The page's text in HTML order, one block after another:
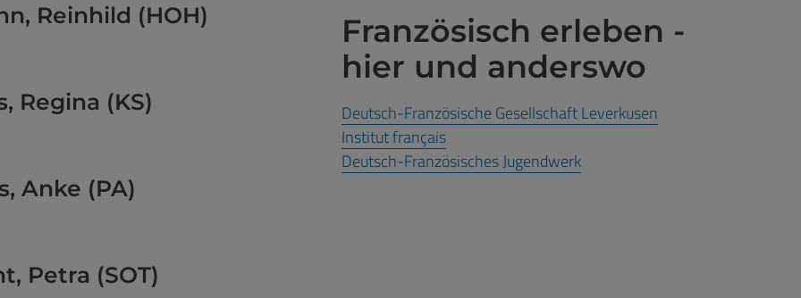
Reinhild (HOH)
Regina (KS)
Anke (PA)
Petra (SOT)
Französisch erleben -
hier und anderswo
Deutsch-Französische Gesellschaft Leverkusen
Institut français
Deutsch-Französisches Jugendwerk